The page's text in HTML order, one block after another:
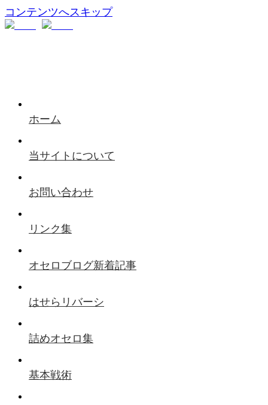
コンテンツへスキップ
ホーム
当サイトについて
お問い合わせ
リンク集
オセロブログ新着記事
はせらリバーシ
詰めオセロ集
基本戦術